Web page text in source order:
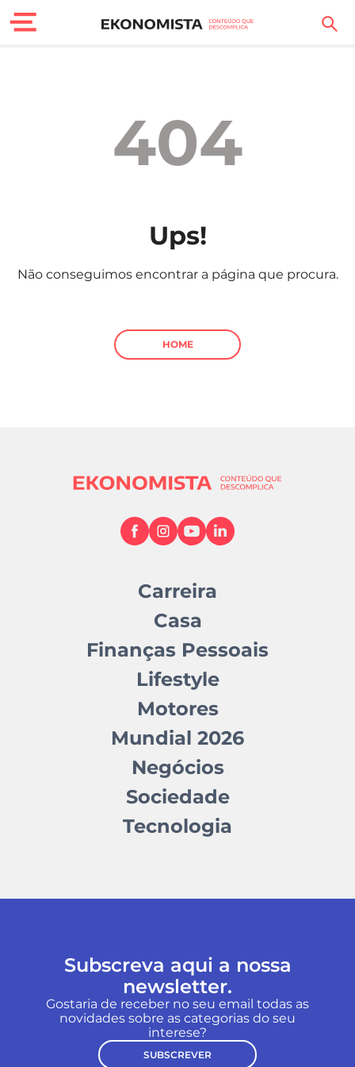
Carreira
Sociedade
Negócios
404
Ups!
Não conseguimos encontrar a página que procura.
HOME
Carreira
Casa
Finanças Pessoais
Lifestyle
Motores
Mundial 2026
Negócios
Sociedade
Tecnologia
Subscreva aqui a nossa
newsletter.
Gostaria de receber no seu email todas as
novidades sobre as categorias do seu
interese?
SUBSCREVER